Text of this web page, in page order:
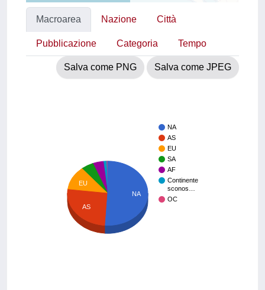
Macroarea Nazione Città
Pubblicazione Categoria Tempo
Salva come PNG Salva come JPEG
NA
AS
EU
SA
AF
Continente
sconos…
OC
EU
AS
NA